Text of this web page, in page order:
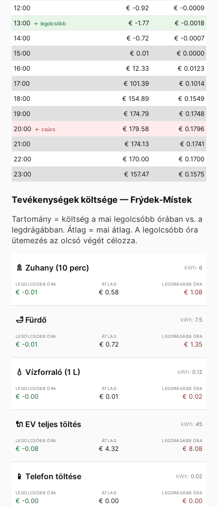
12:00 € -0.92
€ -0.0009
13:00 ← legolcsóbb € -1.77
€ -0.0018
14:00 € -0.72
€ -0.0007
15:00 € 0.01
€ 0.0000
16:00 € 12.33
€ 0.0123
17:00 € 101.39
€ 0.1014
18:00 € 154.89
€ 0.1549
19:00 € 174.79
€ 0.1748
20:00 ← csúcs € 179.58
€ 0.1796
21:00 € 174.13
€ 0.1741
22:00 € 170.00
€ 0.1700
23:00 € 157.47 € 0.1575
Tevékenységek költsége — Frýdek-Místek
Tartomány = költség a mai legolcsóbb órában vs. a
legdrágábban. Átlag = mai átlag. A legolcsóbb óra
ütemezés az olcsó végét célozza.
🚿 Zuhany (10 perc) 6
€ -0.01 € 0.58 € 1.08
🛁 Fürdő 7.5
€ -0.01 € 0.72 € 1.35
💧 Vízforraló (1 L) 0.12
€ -0.00 € 0.01 € 0.02
🔌 EV teljes töltés 45
€ -0.08 € 4.32 € 8.08
📱 Telefon töltése 0.02
€ -0.00 € 0.00 € 0.00